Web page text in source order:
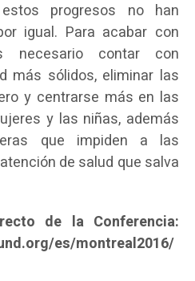
progresos no han
igual. Para acabar con
necesario contar con
más sólidos, eliminar las
y centrarse más en las
y las niñas, además
que impiden a las
de salud que salva
de la Conferencia:
es/montreal2016/